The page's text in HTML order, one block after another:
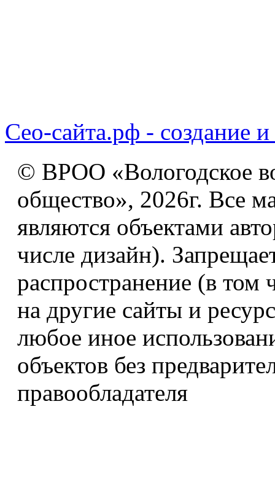
Сео-сайта.рф - создание и
© ВРОО «Вологодское
общество», 2026г. Все
являются объектами
числе дизайн).
распространение (в том
на другие сайты и
любое иное
объектов без
правообладателя